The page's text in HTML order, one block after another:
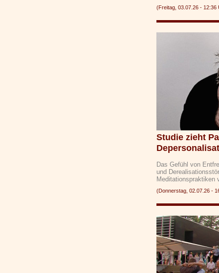
(Freitag, 03.07.26 -
Studie zieht
Das Gefühl von
und
(Donnerstag, 02.07.26 -